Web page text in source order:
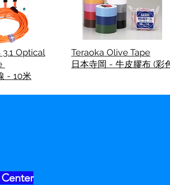
3.1 Optical
- 10米
Teraoka Olive Tape
日本寺岡 - 牛皮膠布 (彩